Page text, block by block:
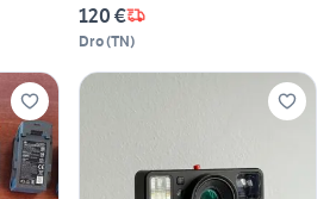
120 €
Dro(TN)